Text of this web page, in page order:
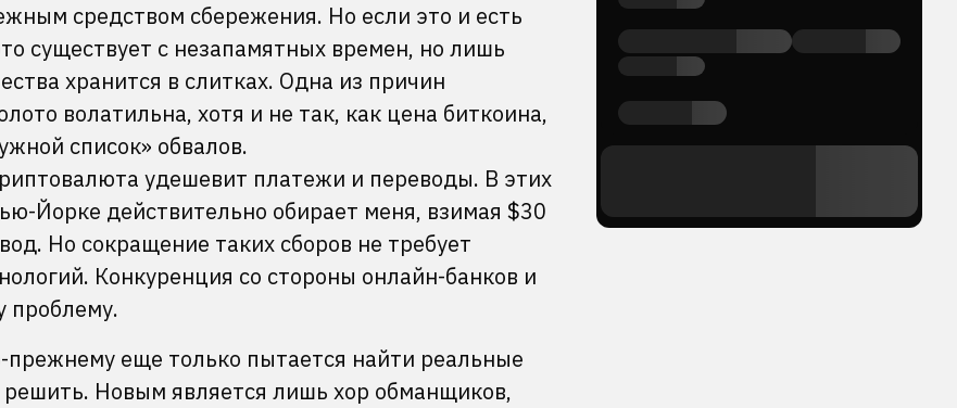
средством сбережения. Но если это и есть
существует с незапамятных времен, но лишь
хранится в слитках. Одна из причин
волатильна, хотя и не так, как цена биткоина,
список» обвалов.
удешевит платежи и переводы. В этих
Йорке действительно обирает меня, взимая $30
Но сокращение таких сборов не требует
Конкуренция со стороны онлайн-банков и
проблему.
еще только пытается найти реальные
Новым является лишь хор обманщиков,